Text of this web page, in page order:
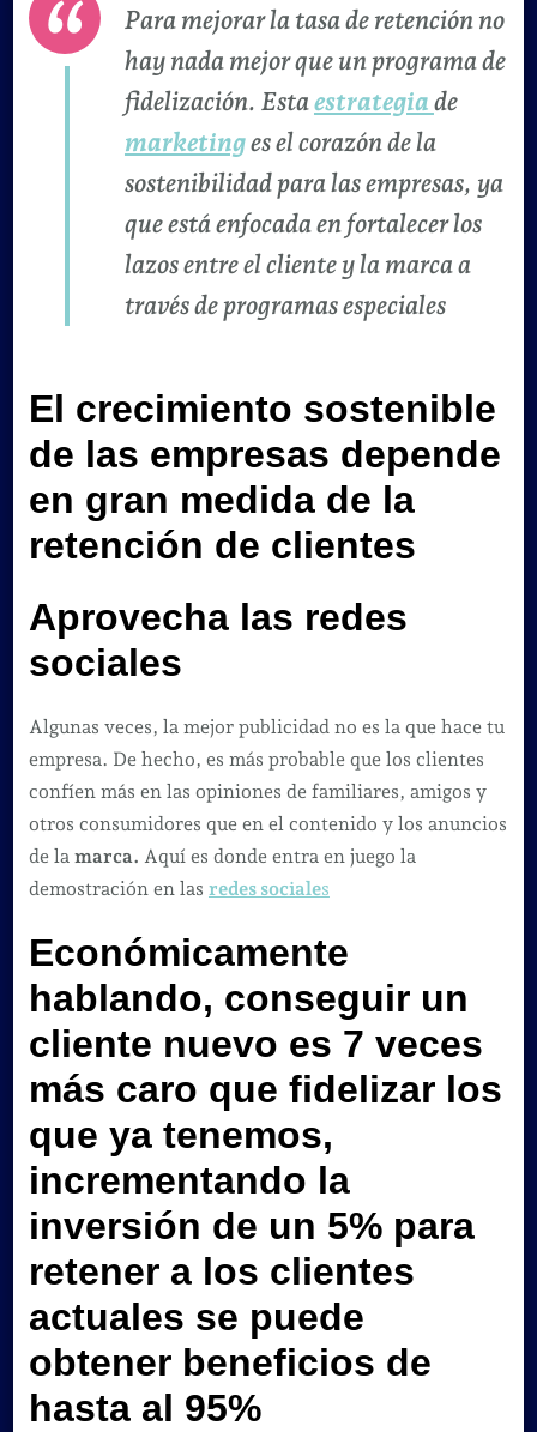
Para mejorar la tasa de retención no
hay nada mejor que un programa de
fidelización. Estaestrategia de
marketinges el corazón de la
sostenibilidad para las empresas, ya
que está enfocada en fortalecer los
lazos entre el cliente y la marca a
través de programas especiales
El crecimiento sostenible
de las empresas depende
en gran medida de la
retención de clientes
Aprovecha las redes
sociales
Algunas veces, la mejor publicidad no es la que hace tu
empresa. De hecho, es más probable que los clientes
confíen más en las opiniones de familiares, amigos y
otros consumidores que en el contenido y los anuncios
de la marca. Aquí es donde entra en juego la
demostración en las redes sociales
Económicamente
hablando, conseguir un
cliente nuevo es 7 veces
más caro que fidelizar los
que ya tenemos,
incrementando la
inversión de un 5% para
retener a los clientes
actuales se puede
obtener beneficios de
hasta al 95%